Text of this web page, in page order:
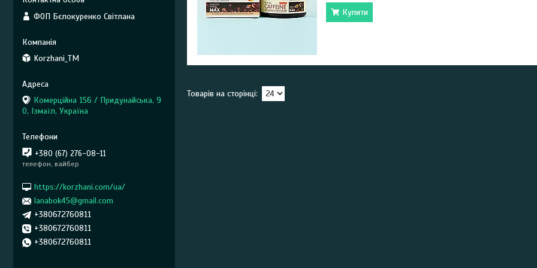
Купити
ФОП Бєлокуренко Світлана
Korzhani_TM
Комерційна 156 / Придунайська, 9
0, Ізмаїл, Україна
+380 (67) 276-08-11
телефон, вайбер
https://korzhani.com/ua/
lanabok45@gmail.com
+380672760811
+380672760811
+380672760811